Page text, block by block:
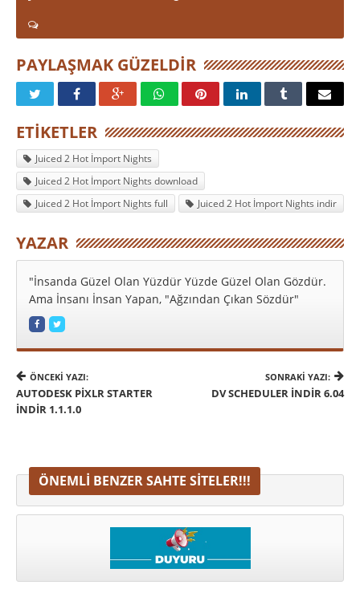
PAYLAŞMAK GÜZELDIR
ETIKETLER
Juiced 2 Hot İmport Nights
Juiced 2 Hot İmport Nights download
Juiced 2 Hot İmport Nights full
Juiced 2 Hot İmport Nights indir
YAZAR
"İnsanda Güzel Olan Yüzdür Yüzde Güzel Olan Gözdür.
Ama İnsanı İnsan Yapan, "Ağzından Çıkan Sözdür"
ÖNCEKI YAZI:
AUTODESK PIXLR STARTER
İNDIR 1.1.1.0
SONRAKI YAZI:
DV SCHEDULER İNDIR 6.04
ÖNEMLI BENZER SAHTE SITELER!!!